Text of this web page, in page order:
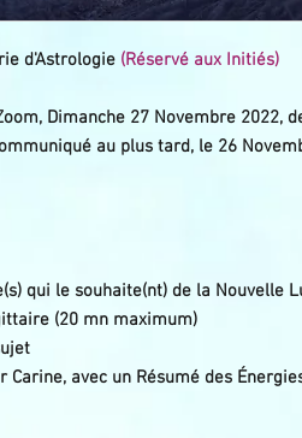
d'Astrologie (Réservé aux Initiés)
Dimanche 27 Novembre 2022,
au plus tard, le 26
qui le souhaite(nt) de la Nouvelle
(20 mn maximum)
avec un Résumé des